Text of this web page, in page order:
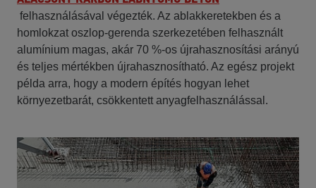
felhasználásával végezték. Az ablakkeretekben és a
homlokzat oszlop-gerenda szerkezetében felhasznált
alumínium magas, akár 70 %-os újrahasznosítási arányú
és teljes mértékben újrahasznosítható. Az egész projekt
példa arra, hogy a modern építés hogyan lehet
környezetbarát, csökkentett anyagfelhasználással.